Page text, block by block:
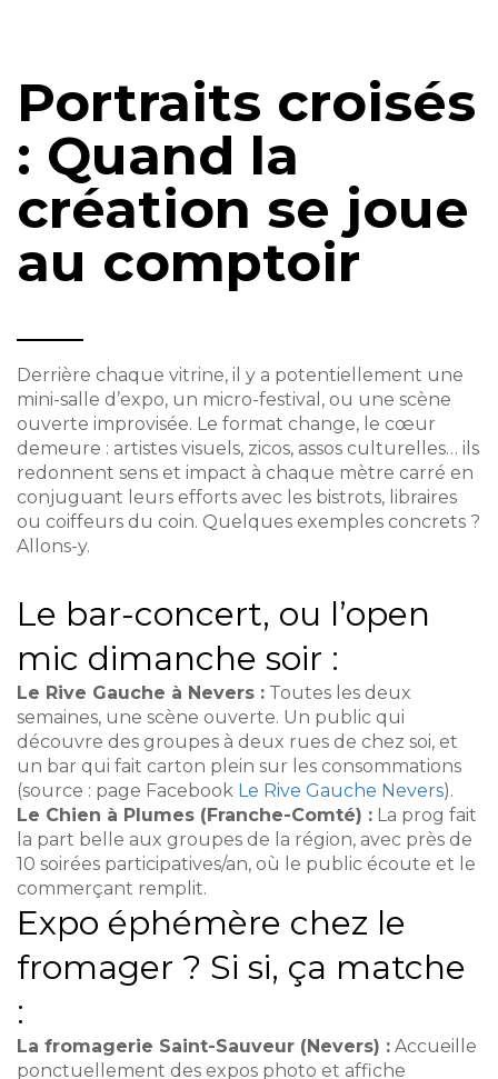
Portraits croisés
: Quand la
création se joue
au comptoir
Derrière chaque vitrine, il y a potentiellement une
mini-salle d’expo, un micro-festival, ou une scène
ouverte improvisée. Le format change, le cœur
demeure : artistes visuels, zicos, assos culturelles… ils
redonnent sens et impact à chaque mètre carré en
conjuguant leurs efforts avec les bistrots, libraires
ou coiffeurs du coin. Quelques exemples concrets ?
Allons-y.
Le bar-concert, ou l’open
mic dimanche soir :
Le Rive Gauche à Nevers : Toutes les deux
semaines, une scène ouverte. Un public qui
découvre des groupes à deux rues de chez soi, et
un bar qui fait carton plein sur les consommations
(source : page Facebook Le Rive Gauche Nevers).
Le Chien à Plumes (Franche-Comté) : La prog fait
la part belle aux groupes de la région, avec près de
10 soirées participatives/an, où le public écoute et le
commerçant remplit.
Expo éphémère chez le
fromager ? Si si, ça matche
:
La fromagerie Saint-Sauveur (Nevers) : Accueille
ponctuellement des expos photo et affiche